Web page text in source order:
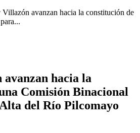
avanzan hacia la constitución de
hacia la
Comisión Binacional
del Río Pilcomayo